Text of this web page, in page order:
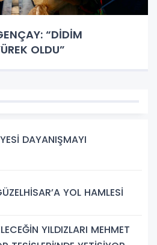
“DİDİM
OLDU”
DAYANIŞMAYI
YOL HAMLESİ
YILDIZLARI MEHMET